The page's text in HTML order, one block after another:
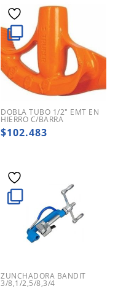
DOBLA TUBO 1/2″ EMT EN
HIERRO C/BARRA
$102.483
ZUNCHADORA BANDIT
3/8,1/2,5/8,3/4